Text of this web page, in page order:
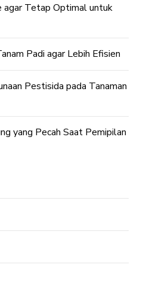
Tetap Optimal untuk
Padi agar Lebih Efisien
Pestisida pada Tanaman
yang Pecah Saat Pemipilan